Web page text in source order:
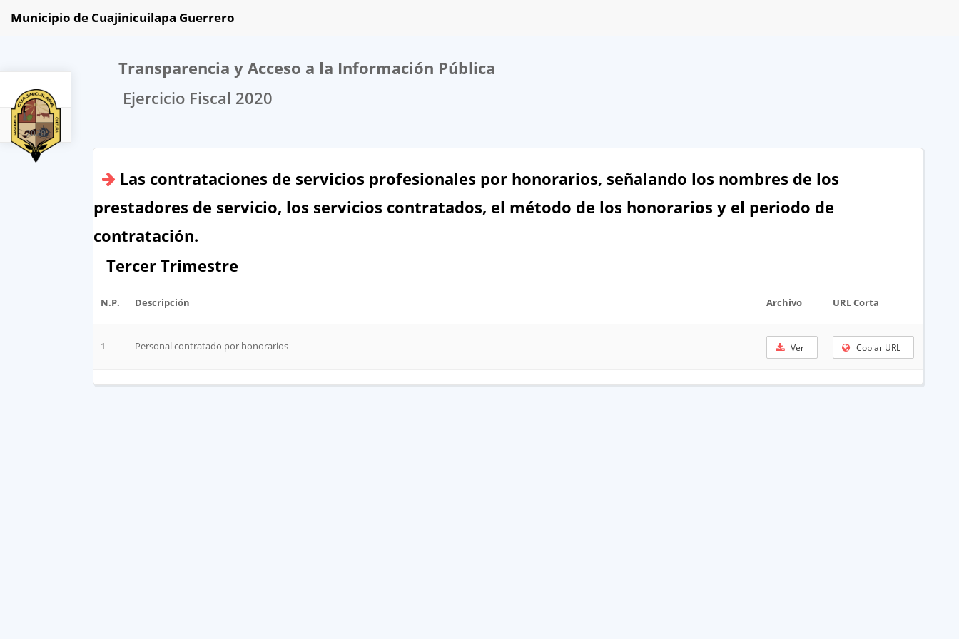
2020
Municipio de Cuajinicuilapa Guerrero
Transparencia y Acceso a la Información Pública
Ejercicio Fiscal 2020
Las contrataciones de servicios profesionales por honorarios, señalando los nombres de los
prestadores de servicio, los servicios contratados, el método de los honorarios y el periodo de
contratación.
Tercer Trimestre
N.P. Descripción Archivo URL Corta
1 Personal contratado por honorarios Ver Copiar URL